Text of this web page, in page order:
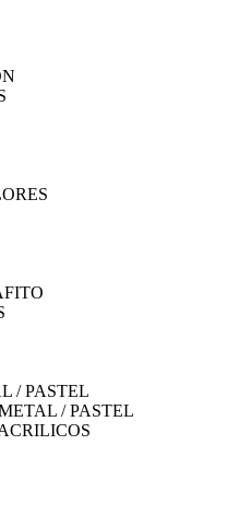
/ PASTEL
/ PASTEL